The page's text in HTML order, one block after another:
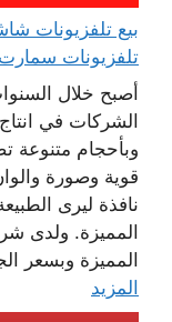
تلفزيونات
أصبح خلال
الشركات في
قوية وصورة
نافذة ليرى
المميزة. ولدى
المميزة وبسعر
المزيد